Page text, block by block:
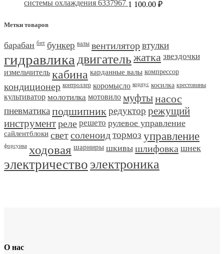
системы охлаждения 6337967 1 100.00 ₽
Метки товаров
барабан бит бункер валы вентиляторвтулки
гидравлика двигатель жатка звездочки
измельчитель кабина карданные валы компрессор
кондиционер контроллер коромысло корпус косилка крестовины
культиватор молотилка мотовило муфтынасос
пневматика подшипник редуктор режущий
инструментреле решето рулевое управление
сайлентблоки светсоленоидтормоз управление
форсунка ходовая шарниры шкивы шлифовка шнек
электричество электроника
О нас